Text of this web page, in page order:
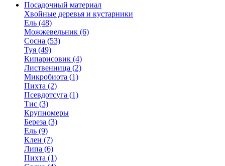
Посадочный материал
Хвойные деревья и кустарники
Ель (48)
Можжевельник (6)
Сосна (53)
Туя (49)
Кипарисовик (4)
Лиственница (2)
Микробиота (1)
Пихта (2)
Псевдотсуга (1)
Тис (3)
Крупномеры
Береза (3)
Ель (9)
Клен (7)
Липа (6)
Пихта (1)